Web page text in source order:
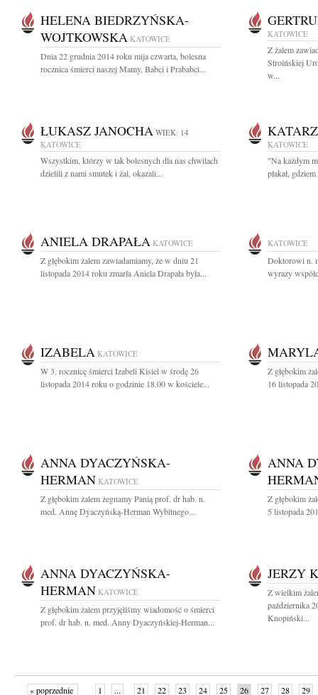
HELENA BIEDRZYŃSKA-
WOJTKOWSKA KATOWICE
Dnia 22 grudnia 2014 roku mija czwarta, bolesna
rocznica śmierci naszej Mamy, Babci i Prababci...
KATOWICE
Z żalem
Stroińskiej
w...
ŁUKASZ JANOCHA WIEK: 14
KATOWICE
Wszystkim, którzy w tak bolesnych dla nas chwilach
dzielili z nami smutek i żal, okazali...
KATOWICE
"Na każdym
płakał,
ANIELA DRAPAŁA KATOWICE
Z głębokim żalem zawiadamiamy, że w dniu 21
listopada 2014 roku zmarła Aniela Drapała była...
KATOWICE
Doktorowi n.
wyrazy
IZABELA KATOWICE
W 3. rocznicę śmierci Izabeli Kisiel w środę 26
listopada 2014 roku o godzinie 18.00 w kościele...
Z głębokim
16 listopada
ANNA DYACZYŃSKA-
HERMAN KATOWICE
Z głębokim żalem żegnamy Panią prof. dr hab. n.
med. Annę Dyaczyńską-Herman Wybitnego...
ANNA
Z głębokim
5 listopada
ANNA DYACZYŃSKA-
HERMAN KATOWICE
Z głębokim żalem przyjęliśmy wiadomość o śmierci
prof. dr hab. n. med. Anny Dyaczyńskiej-Herman...
JERZY
Z wielkim
października
Knopiński...
« poprzednie 1 ... 21 22 23 24 25 26 27 28 29